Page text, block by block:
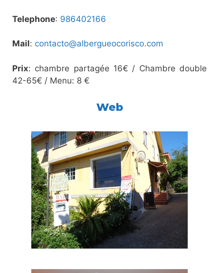
Telephone: 986402166
Mail: contacto@albergueocorisco.com
Prix: chambre partagée 16€ / Chambre double
42-65€ / Menu: 8 €
Web